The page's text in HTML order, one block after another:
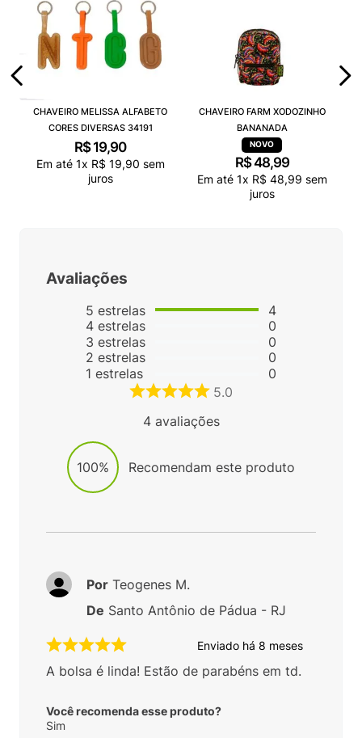
CHAVEIRO MELISSA ALFABETO
CORES DIVERSAS 34191
R$ 19,90
Em até 1x R$ 19,90 sem
juros
CHAVEIRO FARM XODOZINHO
BANANADA
R$48,99
Em até 1x R$ 48,99 sem
juros
Avaliações
5 estrelas
4 estrelas
3 estrelas
2 estrelas
1 estrelas
4
0
0
0
0
5.0
4avaliações
100% Recomendam este produto
Enviado há 8 meses
A bolsa é linda! Estão de parabéns em td.
Você recomenda esse produto?
Sim
Por Teogenes M.
De Santo Antônio de Pádua - RJ